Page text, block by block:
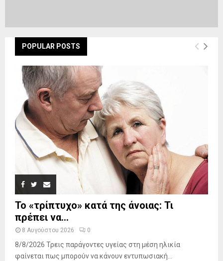
POPULAR POSTS
Το «τρίπτυχο» κατά της άνοιας: Τι
πρέπει να...
8 Αυγούστου 2026 0
8/8/2026 Τρεις παράγοντες υγείας στη μέση ηλικία
φαίνεται πως μπορούν να κάνουν εντυπωσιακή...